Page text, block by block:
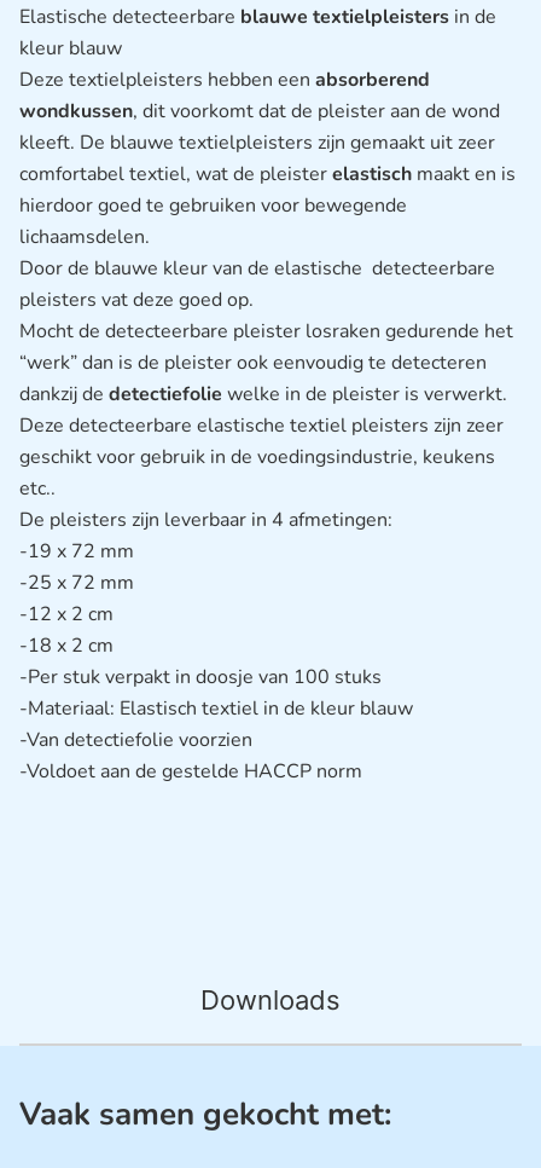
Downloads
Elastische detecteerbare blauwe textielpleisters in de
kleur blauw
Deze textielpleisters hebben een absorberend
wondkussen, dit voorkomt dat de pleister aan de wond
kleeft. De blauwe textielpleisters zijn gemaakt uit zeer
comfortabel textiel, wat de pleisterelastisch maakt en is
hierdoor goed te gebruiken voor bewegende
lichaamsdelen.
Door de blauwe kleur van de elastische detecteerbare
pleisters vat deze goed op.
Mocht de detecteerbare pleister losraken gedurende het
“werk” dan is de pleister ook eenvoudig te detecteren
dankzij de detectiefolie welke in de pleister is verwerkt.
Deze detecteerbare elastische textiel pleisters zijn zeer
geschikt voor gebruik in de voedingsindustrie, keukens
etc..
De pleisters zijn leverbaar in 4 afmetingen:
-19 x 72 mm
-25 x 72 mm
-12 x 2 cm
-18 x 2 cm
-Per stuk verpakt in doosje van 100 stuks
-Materiaal: Elastisch textiel in de kleur blauw
-Van detectiefolie voorzien
-Voldoet aan de gestelde HACCP norm
Vaak samen gekocht met: